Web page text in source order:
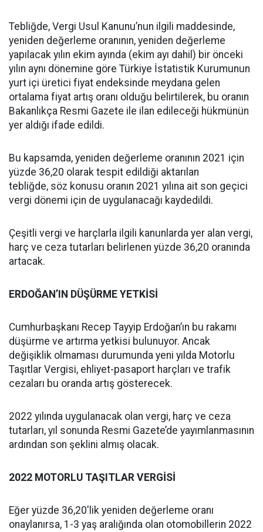
Tebliğde, Vergi Usul Kanunu’nun ilgili maddesinde,
yeniden değerleme oranının, yeniden değerleme
yapılacak yılın ekim ayında (ekim ayı dahil) bir önceki
yılın aynı dönemine göre Türkiye İstatistik Kurumunun
yurt içi üretici fiyat endeksinde meydana gelen
ortalama fiyat artış oranı olduğu belirtilerek, bu oranın
Bakanlıkça Resmi Gazete ile ilan edileceği hükmünün
yer aldığı ifade edildi.
Bu kapsamda, yeniden değerleme oranının 2021 için
yüzde 36,20 olarak tespit edildiği aktarılan
tebliğde, söz konusu oranın 2021 yılına ait son geçici
vergi dönemi için de uygulanacağı kaydedildi.
Çeşitli vergi ve harçlarla ilgili kanunlarda yer alan vergi,
harç ve ceza tutarları belirlenen yüzde 36,20 oranında
artacak.
ERDOĞAN’IN DÜŞÜRME YETKİSİ
Cumhurbaşkanı Recep Tayyip Erdoğan’ın bu rakamı
düşürme ve artırma yetkisi bulunuyor. Ancak
değişiklik olmaması durumunda yeni yılda Motorlu
Taşıtlar Vergisi, ehliyet-pasaport harçları ve trafik
cezaları bu oranda artış gösterecek.
2022 yılında uygulanacak olan vergi, harç ve ceza
tutarları, yıl sonunda Resmi Gazete’de yayımlanmasının
ardından son şeklini almış olacak.
2022 MOTORLU TAŞITLAR VERGİSİ
Eğer yüzde 36,20'lik yeniden değerleme oranı
onaylanırsa, 1-3 yaş aralığında olan otomobillerin 2022